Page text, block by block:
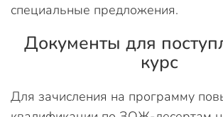
специальные предложения.
Документы для
курс
Для зачисления на программу